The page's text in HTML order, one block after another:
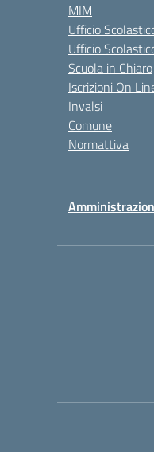
MIM
Ufficio
Ufficio
Scuola in Chiaro
Iscrizioni On
Invalsi
Comune
Normattiva